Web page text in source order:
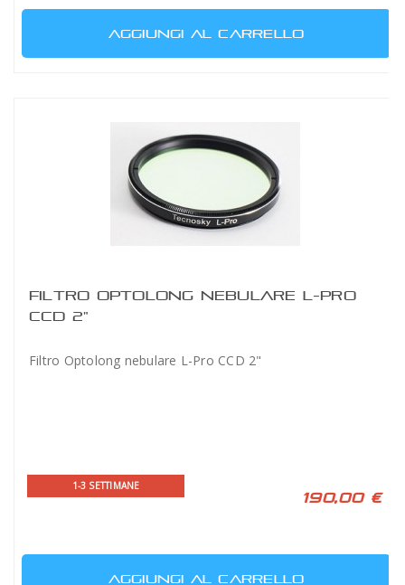
AGGIUNGI AL CARRELLO
FILTRO OPTOLONG NEBULARE L-PRO
CCD 2"
Filtro Optolong nebulare L-Pro CCD 2"
1-3 SETTIMANE
190,00 €
AGGIUNGI AL CARRELLO